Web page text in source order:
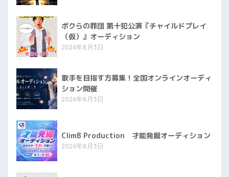
ボクらの罪団 第十犯公演『チャイルドプレイ
（仮）』オーディション
2026年8月3日
歌手を目指す方募集！全国オンラインオーディ
ション開催
2026年8月3日
ClimB Production 才能発掘オーディション
2026年8月3日